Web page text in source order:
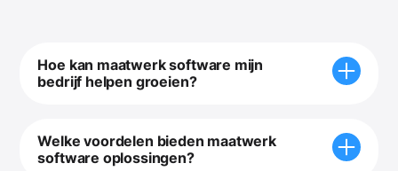
Hoe kan maatwerk software mijn
bedrijf helpen groeien?
groeien door het automatiseren van repetitieve
taken, het bieden van inzichtelijke rapportage,
Welke voordelen bieden maatwerk
software oplossingen?